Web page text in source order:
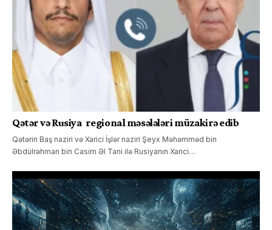
Qətər və Rusiya regional məsələləri müzakirə edib
Qətərin Baş naziri və Xarici İşlər naziri Şeyx Məhəmməd bin
Əbdülrəhman bin Casim Əl Tani ilə Rusiyanın Xarici…